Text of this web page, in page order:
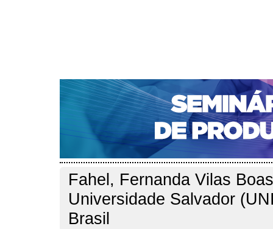
CAPA SOBRE ACESSO
NOTÍCIAS
PORTAL DE REVISTAS DA UNIFACS
Pesquisa > Perfil do autor
Perfil do autor
Fahel, Fernanda Vilas
Universidade Salvador
Brasil